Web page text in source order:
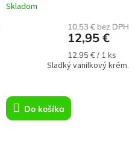
Skladom
10,53 € bez DPH
12,95 €
Jednotková
cena:
12,95 € / 1 ks
Do košíka
Sladký vanilkový krém.